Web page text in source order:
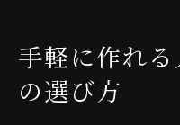
手軽に作れ
の選び方